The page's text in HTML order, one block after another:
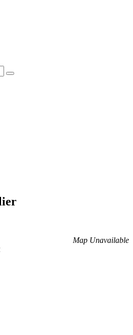
Map Unavailable